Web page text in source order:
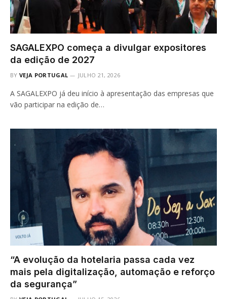
SAGALEXPO começa a divulgar expositores
da edição de 2027
BY VEJA PORTUGAL JULHO 21, 2026
A SAGALEXPO já deu início à apresentação das empresas que
vão participar na edição de…
“A evolução da hotelaria passa cada vez
mais pela digitalização, automação e reforço
da segurança”